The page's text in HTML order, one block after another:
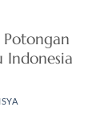
Indonesia